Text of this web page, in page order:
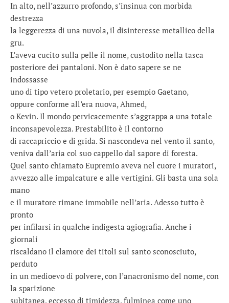
In alto, nell’azzurro profondo, s’insinua con morbida
destrezza
la leggerezza di una nuvola, il disinteresse metallico della
gru.
L’aveva cucito sulla pelle il nome, custodito nella tasca
posteriore dei pantaloni. Non è dato sapere se ne
indossasse
uno di tipo vetero proletario, per esempio Gaetano,
oppure conforme all’era nuova, Ahmed,
o Kevin. Il mondo pervicacemente s’aggrappa a una totale
inconsapevolezza. Prestabilito è il contorno
di raccapriccio e di grida. Si nascondeva nel vento il santo,
veniva dall’aria col suo cappello dal sapore di foresta.
Quel santo chiamato Eupremio aveva nel cuore i muratori,
avvezzo alle impalcature e alle vertigini. Gli basta una sola
mano
e il muratore rimane immobile nell’aria. Adesso tutto è
pronto
per infilarsi in qualche indigesta agiografia. Anche i
giornali
riscaldano il clamore dei titoli sul santo sconosciuto,
perduto
in un medioevo di polvere, con l’anacronismo del nome, con
la sparizione
subitanea, eccesso di timidezza, fulminea come uno